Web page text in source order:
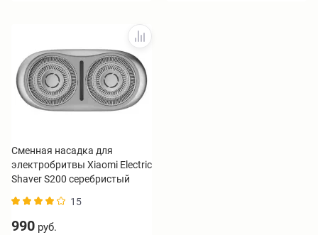
Сменная насадка для
электробритвы Xiaomi Electric
Shaver S200 серебристый
15
990 руб.